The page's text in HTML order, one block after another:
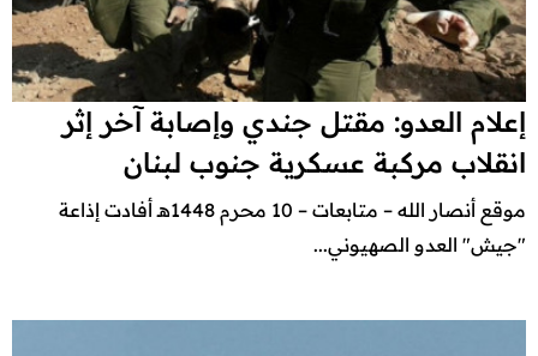
إعلام العدو: مقتل جندي وإصابة آخر إثر
انقلاب مركبة عسكرية جنوب لبنان
موقع أنصار الله – متابعات – 10 محرم 1448هـ أفادت إذاعة
"جيش" العدو الصهيوني...